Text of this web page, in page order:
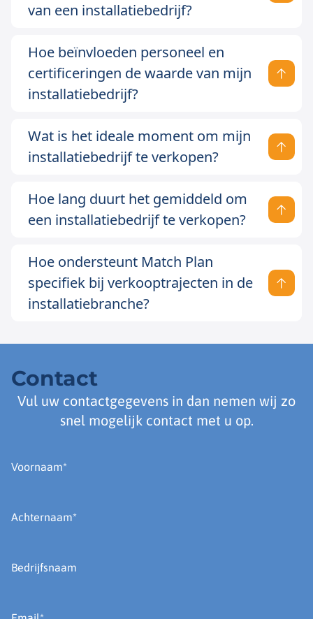
van een installatiebedrijf?
Hoe beïnvloeden personeel en
certificeringen de waarde van mijn
installatiebedrijf?
Wat is het ideale moment om mijn
installatiebedrijf te verkopen?
Hoe lang duurt het gemiddeld om
een installatiebedrijf te verkopen?
Hoe ondersteunt Match Plan
specifiek bij verkooptrajecten in de
installatiebranche?
Contact
Vul uw contactgegevens in dan nemen wij zo
snel mogelijk contact met u op.